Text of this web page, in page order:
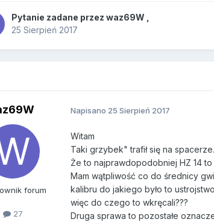
Pytanie zadane przez waz69W
25 Sierpień 2017
forum
27
Napisano 25 Sierpień 2017
Witam
Taki grzybek" trafił się na spacerze.
Że to najprawdopodobniej HZ 14
Mam wątpliwość co do średnicy
kalibru do jakiego było to
więc do czego to wkręcali???
Druga sprawa to pozostałe